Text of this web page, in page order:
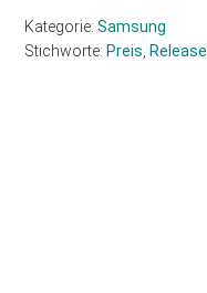
Kategorie:Samsung
Stichworte: Preis Release